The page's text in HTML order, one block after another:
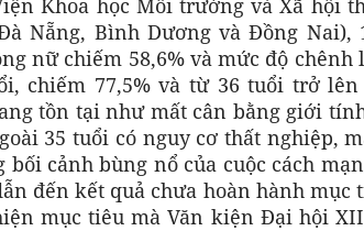
Khoa học Môi trường và Xã hội
Nẵng, Bình Dương và Đồng Nai),
nữ chiếm 58,6% và mức độ chênh
chiếm 77,5% và từ 36 tuổi trở
tồn tại như mất cân bằng giới
35 tuổi có nguy cơ thất nghiệp,
cảnh bùng nổ của cuộc cách
đến kết quả chưa hoàn hành mục
mục tiêu mà Văn kiện Đại hội